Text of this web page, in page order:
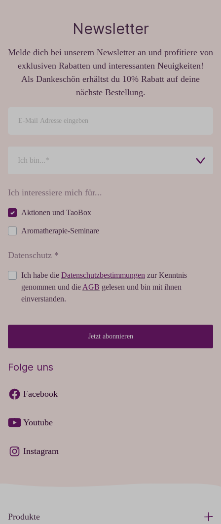
Newsletter
Melde dich bei unserem Newsletter an und profitiere von
exklusiven Rabatten und interessanten Neuigkeiten!
Als Dankeschön erhältst du 10% Rabatt auf deine
nächste Bestellung.
Ich interessiere mich für...
Aktionen und TaoBox
Aromatherapie-Seminare
Datenschutz *
Ich habe die Datenschutzbestimmungen zur Kenntnis
genommen und die AGB gelesen und bin mit ihnen
einverstanden.
Jetzt abonnieren
Folge uns
Facebook
Youtube
Instagram
Produkte